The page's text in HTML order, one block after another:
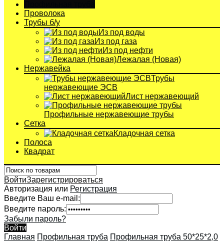
Проволока
Трубы б/у
Из под воды
Из под газа
Из под нефти
Лежалая (Новая)
Нержавейка
Трубы
нержавеющие ЭСВ
Лист нержавеющий
Профильные нержавеющие трубы
Сетка
Кладочная сетка
Полоса
Квадрат
ВойтиЗарегистрироваться
Авторизация или Регистрация
Введите Ваш e-mail:
Введите пароль:
Забыли пароль?
Войти
Главная Профильная труба Профильная труба 50*25*2,0